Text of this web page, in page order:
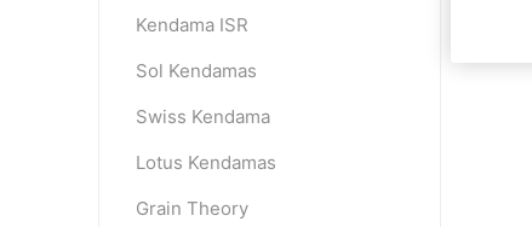
Kendama ISR
Sol Kendamas
Swiss Kendama
Lotus Kendamas
Grain Theory